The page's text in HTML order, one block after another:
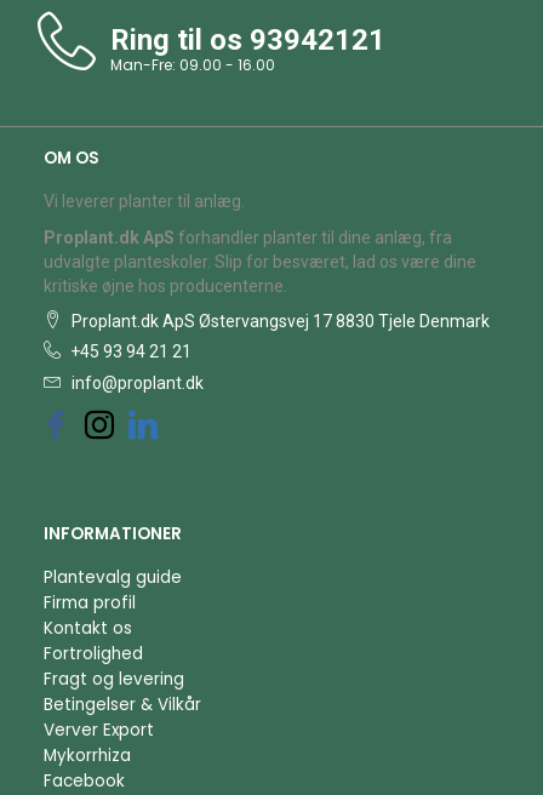
Ring til os 93942121
Man-Fre: 09.00 - 16.00
OM OS
Vi leverer planter til anlæg.
Proplant.dk ApS forhandler planter til dine anlæg, fra
udvalgte planteskoler. Slip for besværet, lad os være dine
kritiske øjne hos producenterne.
Proplant.dk ApS Østervangsvej 17 8830 Tjele Denmark
+45 93 94 21 21
info@proplant.dk
INFORMATIONER
Plantevalg guide
Firma profil
Kontakt os
Fortrolighed
Fragt og levering
Betingelser & Vilkår
Verver Export
Mykorrhiza
Facebook